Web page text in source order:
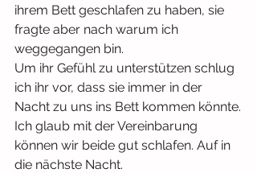
ihrem Bett geschlafen zu haben, sie
fragte aber nach warum ich
weggegangen bin.
Um ihr Gefühl zu unterstützen schlug
ich ihr vor, dass sie immer in der
Nacht zu uns ins Bett kommen könnte.
Ich glaub mit der Vereinbarung
können wir beide gut schlafen. Auf in
die nächste Nacht.